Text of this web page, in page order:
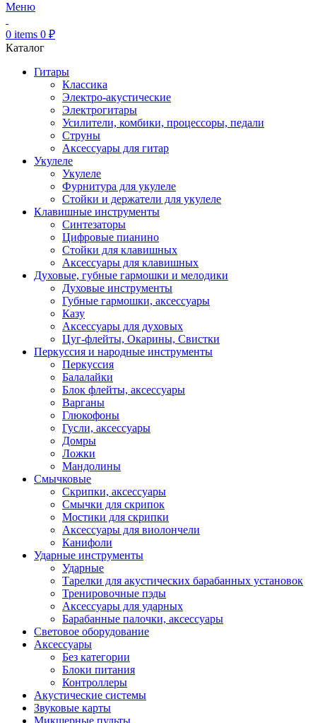
Меню
0 items 0 ₽
Каталог
Гитары
Классика
Электро-акустические
Электрогитары
Усилители, комбики, процессоры, педали
Струны
Аксессуары для гитар
Укулеле
Укулеле
Фурнитура для укулеле
Стойки и держатели для укулеле
Клавишные инструменты
Синтезаторы
Цифровые пианино
Стойки для клавишных
Аксессуары для клавишных
Духовые, губные гармошки и мелодики
Духовые инструменты
Губные гармошки, аксессуары
Казу
Аксессуары для духовых
Цуг-флейты, Окарины, Свистки
Перкуссия и народные инструменты
Перкуссия
Балалайки
Блок флейты, аксессуары
Варганы
Глюкофоны
Гусли, аксессуары
Домры
Ложки
Мандолины
Смычковые
Скрипки, аксессуары
Смычки для скрипок
Мостики для скрипки
Аксессуары для виолончели
Канифоли
Ударные инструменты
Ударные
Тарелки для акустических барабанных установок
Тренировочные пэды
Аксессуары для ударных
Барабанные палочки, аксессуары
Световое оборудование
Аксессуары
Без категории
Блоки питания
Контроллеры
Акустические системы
Звуковые карты
Микшерные пульты